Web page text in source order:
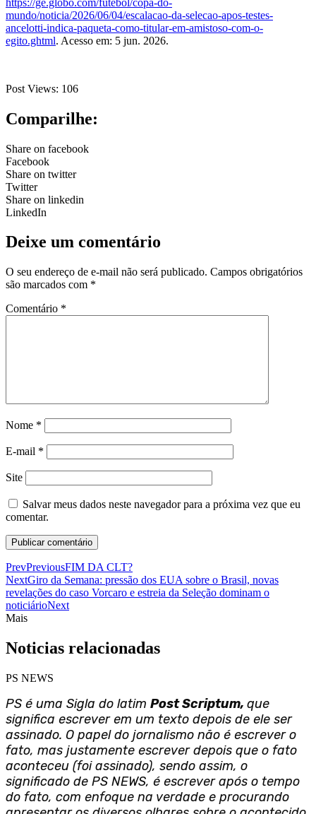
mundo/noticia/2026/06/04/escalacao-da-selecao-apos-testes-
ancelotti-indica-paqueta-como-titular-em-amistoso-com-o-
egito.ghtml. Acesso em: 5 jun. 2026.
Post Views: 106
Comparilhe:
Share on facebook
Facebook
Share on twitter
Twitter
Share on linkedin
LinkedIn
Deixe um comentário
O seu endereço de e-mail não será publicado. Campos obrigatórios
são marcados com *
Comentário *
Nome *
E-mail *
Site
Salvar meus dados neste navegador para a próxima vez que eu
comentar.
PrevPreviousFIM DA CLT?
NextGiro da Semana: pressão dos EUA sobre o Brasil, novas
revelações do caso Vorcaro e estreia da Seleção dominam o
noticiárioNext
Mais
Noticias relacionadas
PS NEWS
PS é uma Sigla do latim Post Scriptum, que
significa escrever em um texto depois de ele ser
assinado. O papel do jornalismo não é escrever o
fato, mas justamente escrever depois que o fato
aconteceu (foi assinado), sendo assim, o
significado de PS NEWS, é escrever após o tempo
do fato, com enfoque na verdade e procurando